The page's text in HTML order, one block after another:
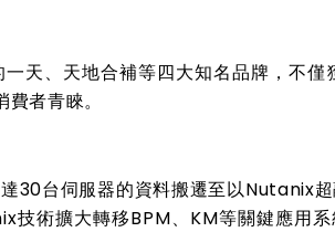
天、天地合補等四大知名品牌，不僅
者青睞。
30台伺服器的資料搬遷至以Nutanix
技術擴大轉移BPM、 KM等關鍵應用